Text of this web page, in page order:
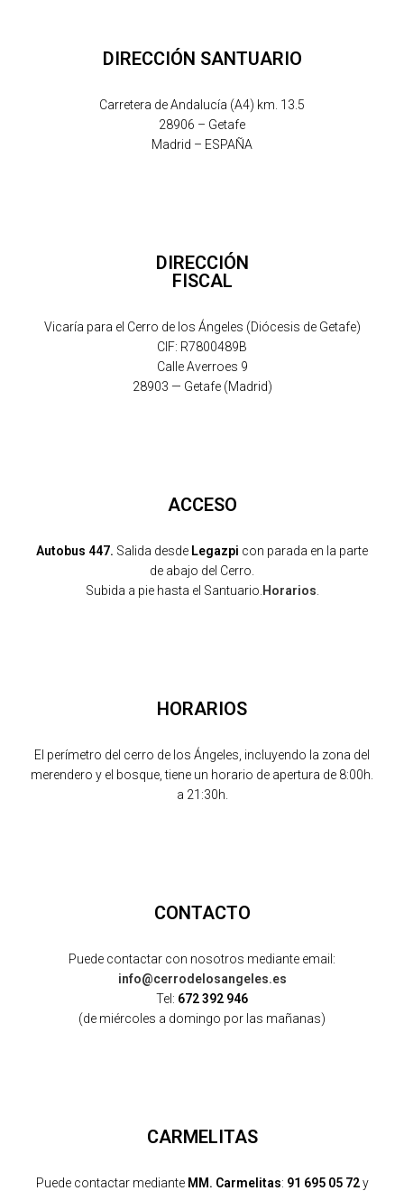
DIRECCIÓN SANTUARIO
Carretera de Andalucía (A4) km. 13.5
28906 – Getafe
Madrid – ESPAÑA
DIRECCIÓN
FISCAL
Vicaría para el Cerro de los Ángeles (Diócesis de Getafe)
CIF: R7800489B
Calle Averroes 9
28903 — Getafe (Madrid)
ACCESO
Autobus 447. Salida desde Legazpi con parada en la parte
de abajo del Cerro.
Subida a pie hasta el Santuario. Horarios
HORARIOS
El perímetro del cerro de los Ángeles, incluyendo la zona del
merendero y el bosque, tiene un horario de apertura de 8:00h.
a 21:30h.
CONTACTO
Puede contactar con nosotros mediante email:
info@cerrodelosangeles.es
Tel: 672 392 946
(de miércoles a domingo por las mañanas)
CARMELITAS
Puede contactar medianteMM. Carmelitas: 91 695 05 72y